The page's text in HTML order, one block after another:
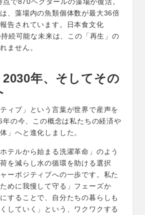
で870ヘクタールの藻場が復活。
、藻場内の魚類個体数が最大36倍
告されています。日本食文化
持続可能な未来は、この「再生」の
ません。
年、そしてその
ィブ」という言葉が世界で産声を
の今、この概念は私たちの経済や
」へと進化しました。
テルから始まる洗濯革命」のよう
を減らし水の循環を助ける選択
ーポジティブへの一歩です。私た
めに我慢して守る」フェーズか
することで、自分たちの暮らしも
していく」という、ワクワクする